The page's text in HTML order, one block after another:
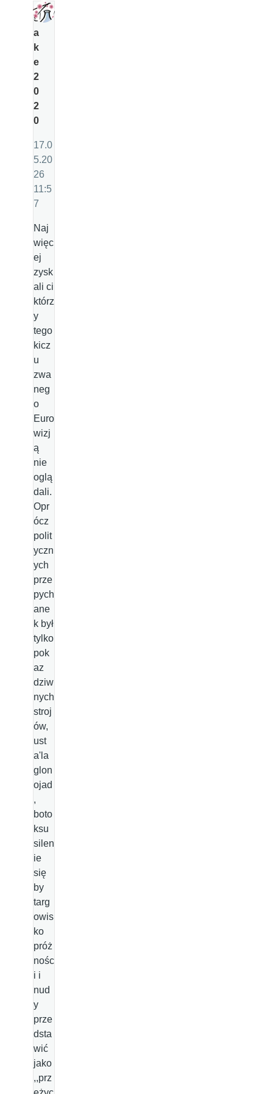
s
a
k
e
2
0
2
0
17.0
5.20
26
11:5
7
Naj
więc
ej
zysk
ali ci
którz
y
tego
kicz
u
zwa
neg
o
Euro
wizj
ą
nie
oglą
dali.
Opr
ócz
polit
yczn
ych
prze
pych
ane
k był
tylko
pok
az
dziw
nych
stroj
ów,
ust
a'la
glon
ojad
,
boto
ksu
silen
ie
się
by
targ
owis
ko
próż
nośc
i i
nud
y
prze
dsta
wić
jako
,,prz